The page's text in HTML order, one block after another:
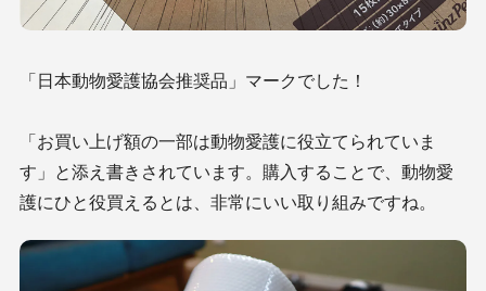
「日本動物愛護協会推奨品」マークでした！
「お買い上げ額の一部は動物愛護に役立てられていま
す」と添え書きされています。購入することで、動物愛
護にひと役買えるとは、非常にいい取り組みですね。